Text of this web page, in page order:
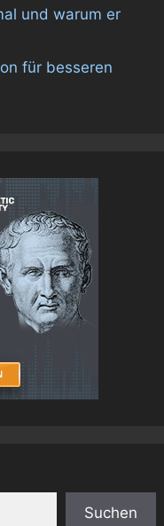
und warum er
für besseren
Suchen